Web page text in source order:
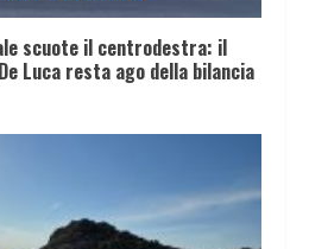
scuote il centrodestra: il
Luca resta ago della bilancia